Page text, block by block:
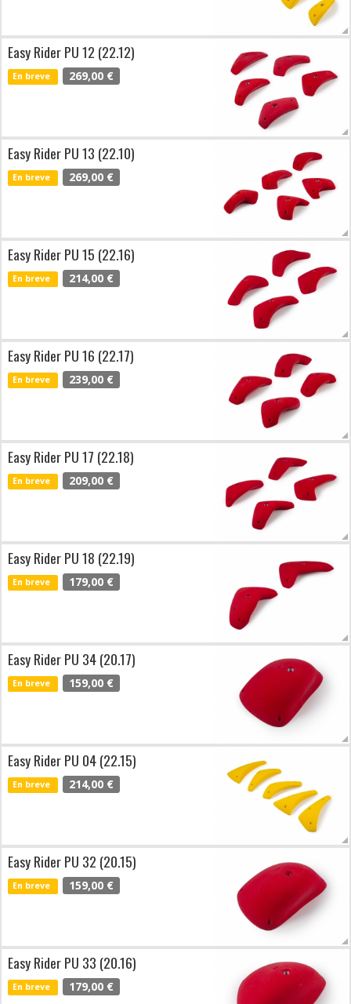
Easy Rider PU 12 (22.12)
En breve 269,00 €
Easy Rider PU 13 (22.10)
En breve 269,00 €
Easy Rider PU 15 (22.16)
En breve 214,00 €
Easy Rider PU 16 (22.17)
En breve 239,00 €
Easy Rider PU 17 (22.18)
En breve 209,00 €
Easy Rider PU 18 (22.19)
En breve 179,00 €
Easy Rider PU 34 (20.17)
En breve 159,00 €
Easy Rider PU 04 (22.15)
En breve 214,00 €
Easy Rider PU 32 (20.15)
En breve 159,00 €
Easy Rider PU 33 (20.16)
En breve 179,00 €